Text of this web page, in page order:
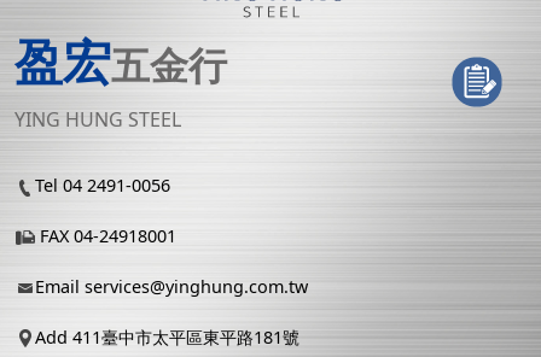
盈宏五金行
YING HUNG STEEL
Tel 04 2491-0056
FAX 04-24918001
Email services@yinghung.com.tw
Add 411臺中市太平區東平路181號